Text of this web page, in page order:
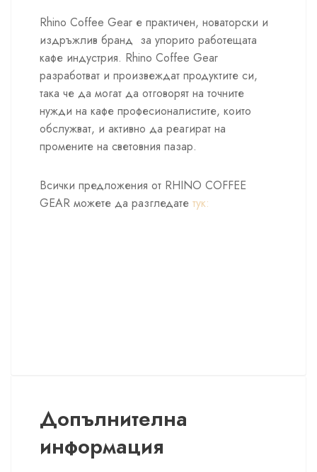
Rhino Coffee Gear е практичен, новаторски и
издръжлив бранд за упорито работещата
кафе индустрия. Rhino Coffee Gear
разработват и произвеждат продуктите си,
така че да могат да отговорят на точните
нужди на кафе професионалистите, които
обслужват, и активно да реагират на
промените на световния пазар.
Всички предложения от RHINO COFFEE
GEAR можете да разгледате тук:
Допълнителна
информация